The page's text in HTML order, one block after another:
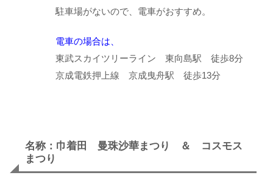
駐車場がないので、電車がおすすめ。
電車の場合は、
東武スカイツリーライン 東向島駅 徒歩8分
京成電鉄押上線 京成曳舟駅 徒歩13分
名称：巾着田 曼珠沙華まつり ＆ コスモス
まつり